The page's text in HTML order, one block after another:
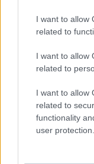
I want to allow
related to
I want to allow
related to
I want to allow
related to
functionality
user protection.
COTIZACIONES
Nombre
Bitcoin
(BTC)